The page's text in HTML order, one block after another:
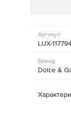
Артикул
LUX-
Бренд
Dolce &